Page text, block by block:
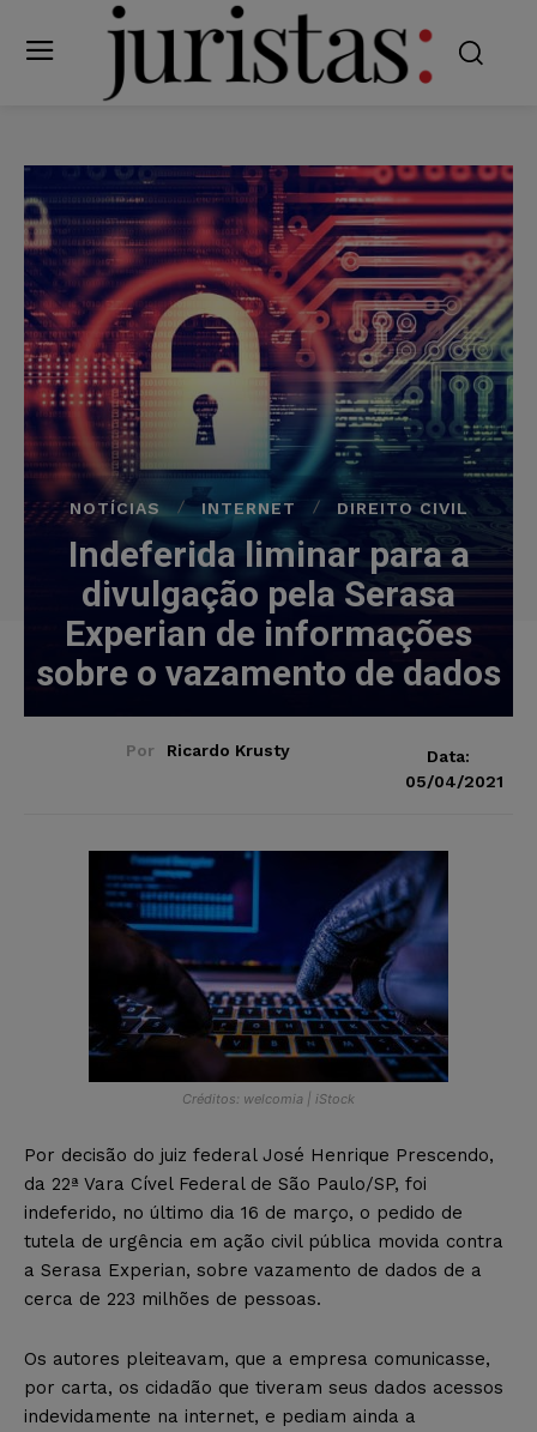
NOTÍCIAS INTERNET DIREITO CIVIL
Indeferida liminar para a
divulgação pela Serasa
Experian de informações
sobre o vazamento de dados
Por Ricardo Krusty
Data:
05/04/2021
Créditos: welcomia | iStock
Por decisão do juiz federal José Henrique Prescendo,
da 22ª Vara Cível Federal de São Paulo/SP, foi
indeferido, no último dia 16 de março, o pedido de
tutela de urgência em ação civil pública movida contra
a Serasa Experian, sobre vazamento de dados de a
cerca de 223 milhões de pessoas.
Os autores pleiteavam, que a empresa comunicasse,
por carta, os cidadão que tiveram seus dados acessos
indevidamente na internet, e pediam ainda a